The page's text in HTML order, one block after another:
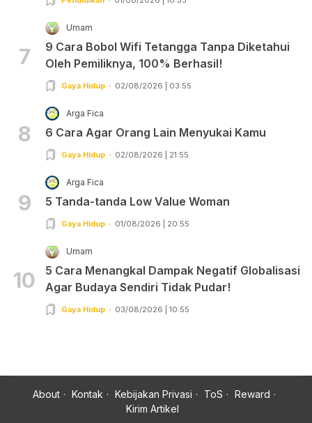
7
Umam
9 Cara Bobol Wifi Tetangga Tanpa Diketahui
Oleh Pemiliknya, 100% Berhasil!
Gaya Hidup 02/08/2026 | 03:55
8
Arga Fica
6 Cara Agar Orang Lain Menyukai Kamu
Gaya Hidup 02/08/2026 | 21:55
9
Arga Fica
5 Tanda-tanda Low Value Woman
Gaya Hidup 01/08/2026 | 20:55
10
Umam
5 Cara Menangkal Dampak Negatif Globalisasi
Agar Budaya Sendiri Tidak Pudar!
Gaya Hidup 03/08/2026 | 10:55
About Kontak Kebijakan Privasi ToS
Reward
Kirim Artikel